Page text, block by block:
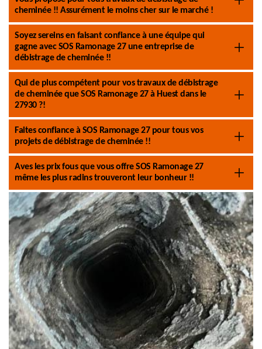
cheminée !! Assurément le moins cher sur le marché !
Soyez sereins en faisant confiance à une équipe qui
gagne avec SOS Ramonage 27 une entreprise de
débistrage de cheminée !!
Qui de plus compétent pour vos travaux de débistrage
de cheminée que SOS Ramonage 27 à Huest dans le
27930 ?!
Faites confiance à SOS Ramonage 27 pour tous vos
projets de débistrage de cheminée !!
Aves les prix fous que vous offre SOS Ramonage 27
même les plus radins trouveront leur bonheur !!